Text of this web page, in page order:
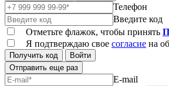
Телефон
Введите код
Отметьте флажок, чтобы принять
Я подтверждаю свое согласие на
Получить код
Войти
Отправить еще раз
E-mail